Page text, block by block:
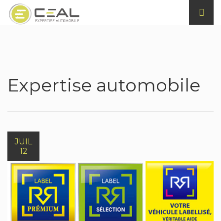
Expertise automobile
JUIL
12